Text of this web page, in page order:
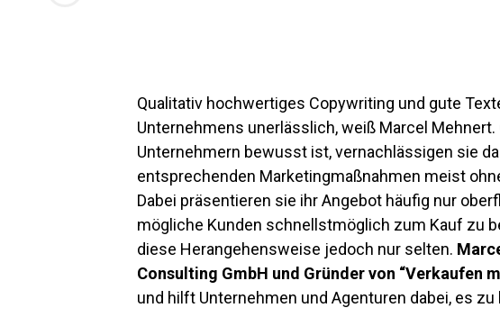
Qualitativ hochwertiges Copywriting und gute
Unternehmens unerlässlich, weiß Marcel
Unternehmern bewusst ist, vernachlässigen sie
entsprechenden Marketingmaßnahmen meist
Dabei präsentieren sie ihr Angebot häufig nur
mögliche Kunden schnellstmöglich zum Kauf zu
diese Herangehensweise jedoch nur selten.
Consulting GmbH und Gründer von “Verkaufen
und hilft Unternehmen und Agenturen dabei, es zu